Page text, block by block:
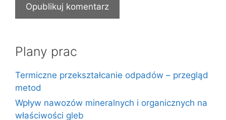
Plany prac
Termiczne przekształcanie odpadów – przegląd
metod
Wpływ nawozów mineralnych i organicznych na
właściwości gleb